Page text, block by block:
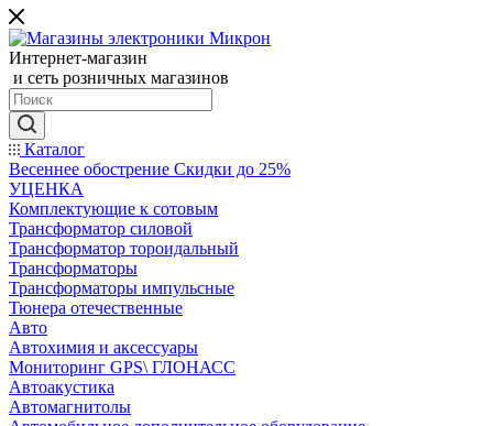
Интернет-магазин
и сеть розничных магазинов
Каталог
Весеннее обострение Скидки до 25%
УЦЕНКА
Комплектующие к сотовым
Трансформатор силовой
Трансформатор тороидальный
Трансформаторы
Трансформаторы импульсные
Тюнера отечественные
Авто
Автохимия и аксессуары
Мониторинг GPS\ ГЛОНАСС
Автоакустика
Автомагнитолы